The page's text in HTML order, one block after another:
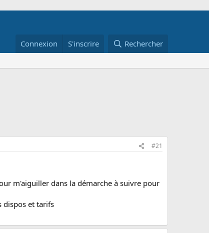
Connexion S'inscrire Rechercher
#21
m'aiguiller dans la démarche à suivre pour
dispos et tarifs